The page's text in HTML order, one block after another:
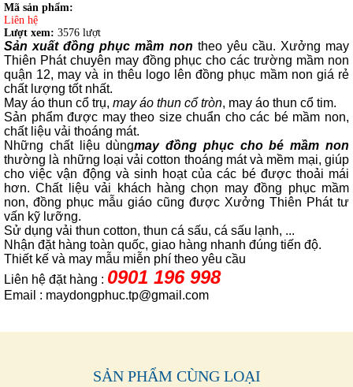
Mã sản phẩm:
Liên hệ
Lượt xem: 3576 lượt
Sản xuất đồng phục mầm non theo yêu cầu. Xưởng may
Thiên Phát chuyên may đồng phục cho các trường mầm non
quận 12, may và in thêu logo lên đồng phục mầm non giá rẻ
chất lượng tốt nhất.
May áo thun cổ trụ, may áo thun cổ tròn, may áo thun cổ tim.
Sản phẩm được may theo size chuẩn cho các bé mầm non,
chất liệu vải thoáng mát.
Những chất liệu dùngmay đồng phục cho bé mầm non
thường là những loại vải cotton thoáng mát và mềm mại, giúp
cho việc vận động và sinh hoạt của các bé được thoải mái
hơn. Chất liệu vải khách hàng chọn may đồng phục mầm
non, đồng phục mẫu giáo cũng được Xưởng Thiên Phát tư
vấn kỹ lưỡng.
Sử dụng vải thun cotton, thun cá sấu, cá sấu lạnh, ...
Nhận đặt hàng toàn quốc, giao hàng nhanh đúng tiến độ.
Thiết kế và may mẫu miễn phí theo yêu cầu
Liên hệ đặt hàng : 0901 196 998
Email : maydongphuc.tp@gmail.com
SẢN PHẨM CÙNG LOẠI